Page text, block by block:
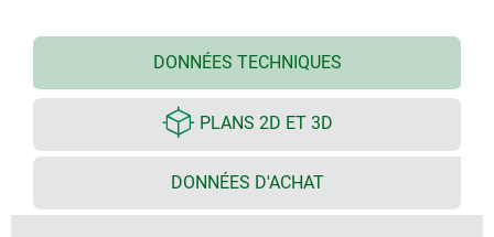
DONNÉES TECHNIQUES
PLANS 2D ET 3D
DONNÉES D'ACHAT